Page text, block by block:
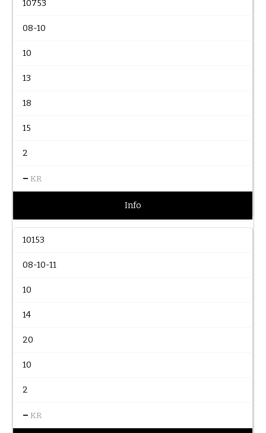
10753
08-10
10
13
18
15
2
– KR
Info
10153
08-10-11
10
14
20
10
2
– KR